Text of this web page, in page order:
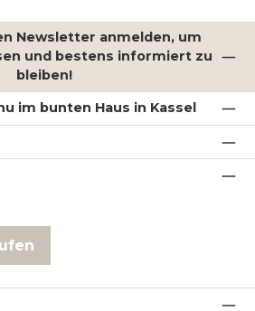
Newsletter anmelden, um
und bestens informiert zu
bleiben!
im bunten Haus in Kassel